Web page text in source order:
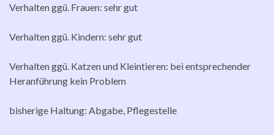
Verhalten ggü. Frauen: sehr gut
Verhalten ggü. Kindern: sehr gut
Verhalten ggü. Katzen und Kleintieren: bei entsprechender
Heranführung kein Problem
bisherige Haltung: Abgabe, Pflegestelle